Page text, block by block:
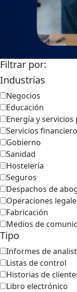
Filtrar por:
Industrias
Negocios
Educación
Energía y servicios
Servicios
Gobierno
Sanidad
Hostelería
Seguros
Despachos de
Operaciones
Fabricación
Medios de
Tipo
Informes de
Listas de control
Historias de
Libro electrónico